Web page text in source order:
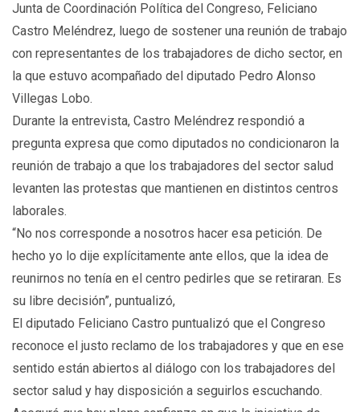
Junta de Coordinación Política del Congreso, Feliciano
Castro Meléndrez, luego de sostener una reunión de trabajo
con representantes de los trabajadores de dicho sector, en
la que estuvo acompañado del diputado Pedro Alonso
Villegas Lobo.
Durante la entrevista, Castro Meléndrez respondió a
pregunta expresa que como diputados no condicionaron la
reunión de trabajo a que los trabajadores del sector salud
levanten las protestas que mantienen en distintos centros
laborales.
“No nos corresponde a nosotros hacer esa petición. De
hecho yo lo dije explícitamente ante ellos, que la idea de
reunirnos no tenía en el centro pedirles que se retiraran. Es
su libre decisión”, puntualizó,
El diputado Feliciano Castro puntualizó que el Congreso
reconoce el justo reclamo de los trabajadores y que en ese
sentido están abiertos al diálogo con los trabajadores del
sector salud y hay disposición a seguirlos escuchando.